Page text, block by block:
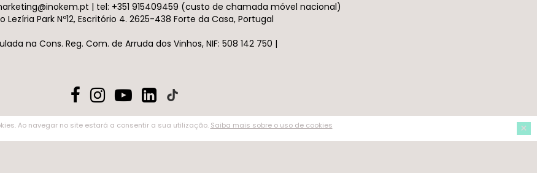
| tel: +351 915409459 (custo de chamada móvel nacional)
Lezíria Park Nº12, Escritório 4. 2625-438 Forte da Casa, Portugal
na Cons. Reg. Com. de Arruda dos Vinhos, NIF: 508 142 750 |
utilização.Saiba mais sobre o uso de cookies Aceitar
Ao navegar no site estará a consentir a sua utilização. Saiba mais sobre o uso de cookies ×